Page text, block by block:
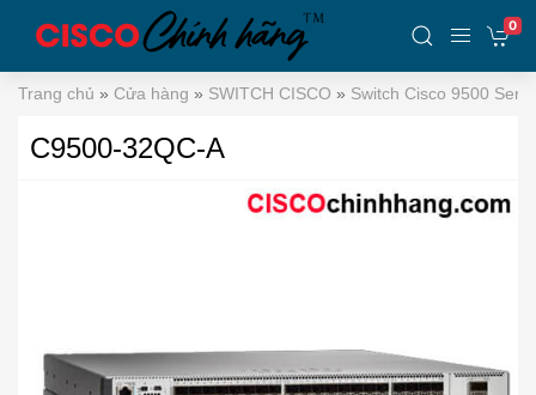
0
Trang chủ » Cửa hàng » SWITCH CISCO » Switch Cisco 9500
C9500-32QC-A